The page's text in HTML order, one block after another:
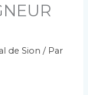
de Sion / Par